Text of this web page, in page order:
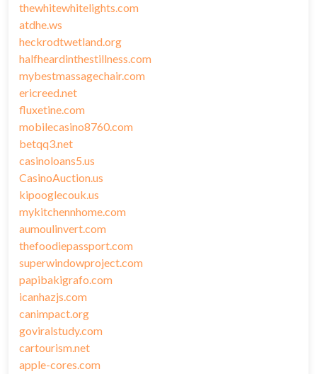
thewhitewhitelights.com
atdhe.ws
heckrodtwetland.org
halfheardinthestillness.com
mybestmassagechair.com
ericreed.net
fluxetine.com
mobilecasino8760.com
betqq3.net
casinoloans5.us
CasinoAuction.us
kipooglecouk.us
mykitchennhome.com
aumoulinvert.com
thefoodiepassport.com
superwindowproject.com
papibakigrafo.com
icanhazjs.com
canimpact.org
goviralstudy.com
cartourism.net
apple-cores.com